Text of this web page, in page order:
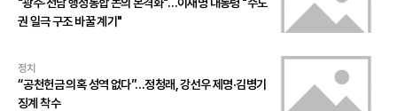
권 일극 구조 바꿀 계기"
정치
“공천헌금 의혹 성역 없다”…정청래, 강선우 제명·김병기
징계 착수